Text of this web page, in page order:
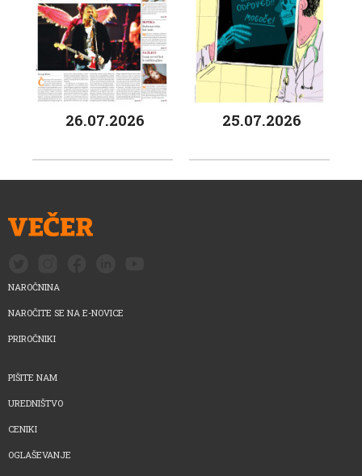
26.07.2026 25.07.2026
NAROČNINA
NAROČITE SE NA E-NOVICE
PRIROČNIKI
PIŠITE NAM
UREDNIŠTVO
CENIKI
OGLAŠEVANJE